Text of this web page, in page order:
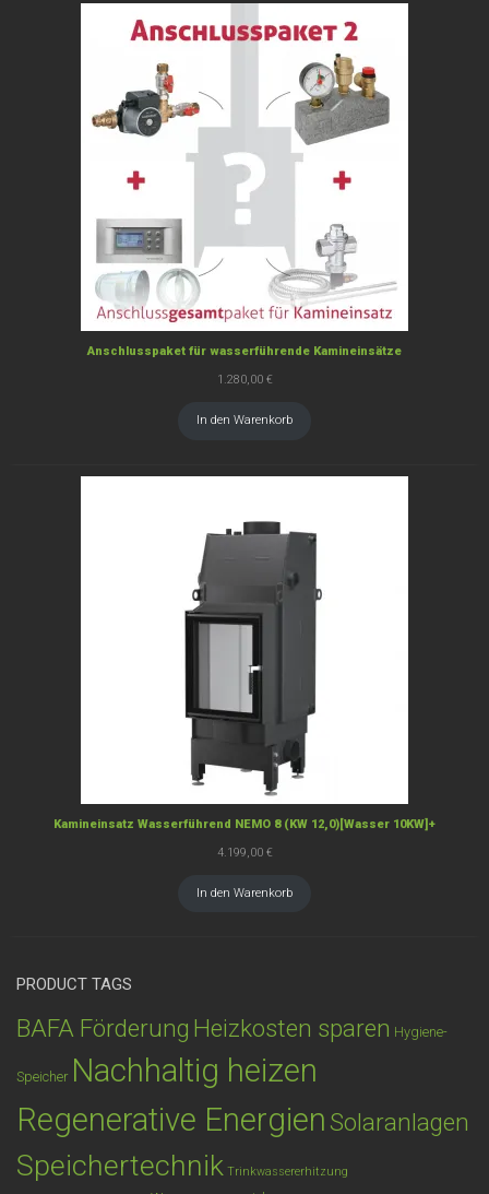
Anschlusspaket für wasserführende Kamineinsätze
1.280,00 €
In den Warenkorb
Kamineinsatz Wasserführend NEMO 8 (KW 12,0)[Wasser 10KW]+
4.199,00 €
In den Warenkorb
PRODUCT TAGS
BAFA Förderung Heizkosten sparen Hygiene-
Speicher Nachhaltig heizen
Regenerative Energien Solaranlagen
Speichertechnik Trinkwassererhitzung